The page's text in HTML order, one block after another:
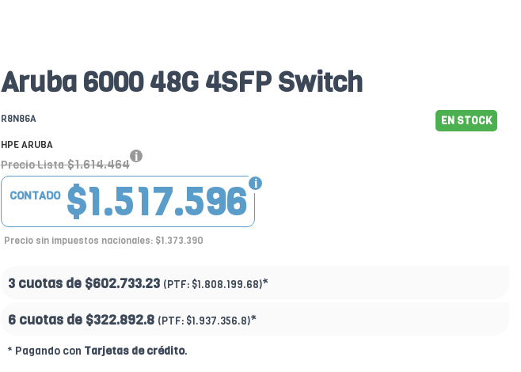
Aruba 6000 48G 4SFP Switch
R8N86A EN STOCK
HPE ARUBA
Precio Lista $1.614.464
$1.517.596
CONTADO
Precio sin impuestos nacionales: $1.373.390
3 cuotas de $602.733.23 (PTF: $1.808.199.68)*
6 cuotas de $322.892.8 (PTF: $1.937.356.8)*
* Pagando con Tarjetas de crédito.